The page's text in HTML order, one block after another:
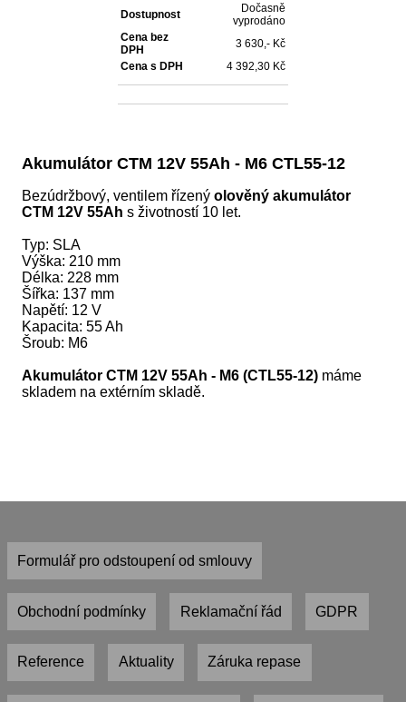
Dostupnost
Dočasně
vyprodáno
Cena bez
DPH
3 630,- Kč
Cena s DPH
4 392,30 Kč
Akumulátor CTM 12V 55Ah - M6 CTL55-12
Bezúdržbový, ventilem řízenýolověný akumulátor
CTM 12V 55Ah s životností 10 let.
Typ: SLA
Výška: 210 mm
Délka: 228 mm
Šířka: 137 mm
Napětí: 12 V
Kapacita: 55 Ah
Šroub: M6
Akumulátor CTM 12V 55Ah - M6 (CTL55-12) máme
skladem na extérním skladě.
Formulář pro odstoupení od smlouvy
Obchodní podmínky Reklamační řád GDPR
Reference Aktuality Záruka repase